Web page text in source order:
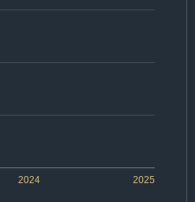
2024 2025